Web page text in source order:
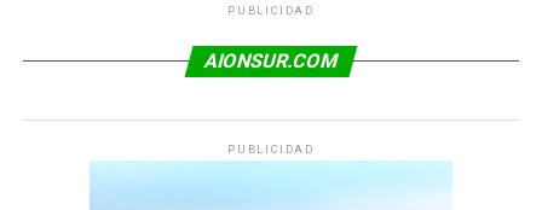
PUBLICIDAD
AIONSUR.COM
PUBLICIDAD